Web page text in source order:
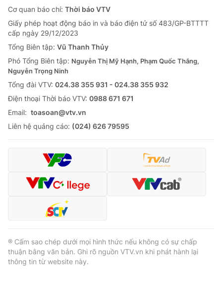
Cơ quan báo chí: Thời báo VTV
Giấy phép hoạt động báo in và báo điện tử số 483/GP-BTTTT
cấp ngày 29/12/2023
Tổng Biên tập: Vũ Thanh Thủy
Phó Tổng Biên tập: Nguyễn Thị Mỹ Hạnh, Phạm Quốc Thắng,
Nguyễn Trọng Ninh
Tổng đài VTV: 024.38 355 931 - 024.38 355 932
Ðiện thoại Thời báo VTV: 0988 671 671
Email: toasoan@vtv.vn
Liên hệ quảng cáo: (024) 626 79595
® Cấm sao chép dưới mọi hình thức nếu không có sự chấp
thuận bằng văn bản. Ghi rõ nguồn VTV.vn khi phát hành lại
thông tin từ website này.